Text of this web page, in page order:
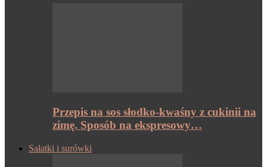
Przepis na sos słodko-kwaśny z cukinii na
zimę. Sposób na ekspresowy…
Sałatki i surówki